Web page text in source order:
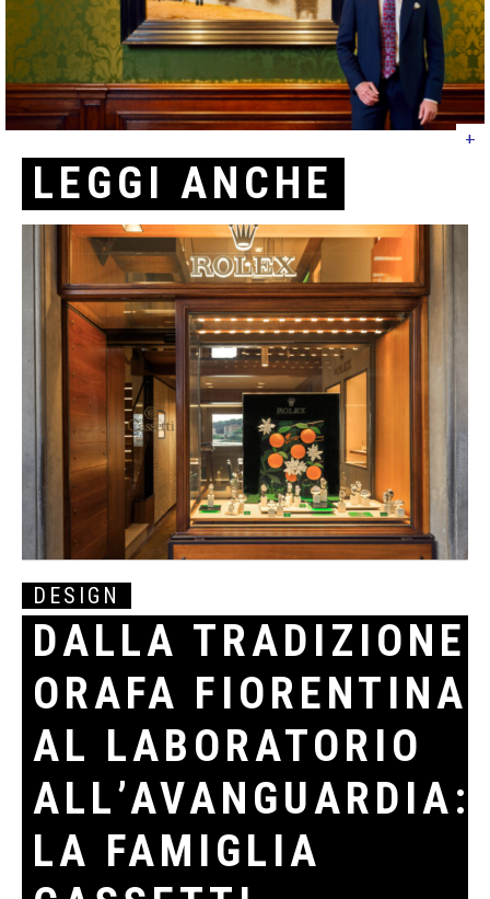
+
LEGGI ANCHE
DESIGN
DALLA TRADIZIONE
ORAFA FIORENTINA
AL LABORATORIO
ALL’AVANGUARDIA:
LA FAMIGLIA